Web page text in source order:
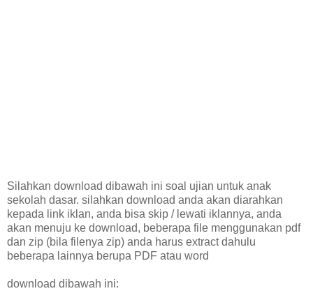
Silahkan download dibawah ini soal ujian untuk anak
sekolah dasar. silahkan download anda akan diarahkan
kepada link iklan, anda bisa skip / lewati iklannya, anda
akan menuju ke download, beberapa file menggunakan pdf
dan zip (bila filenya zip) anda harus extract dahulu
beberapa lainnya berupa PDF atau word
download dibawah ini: